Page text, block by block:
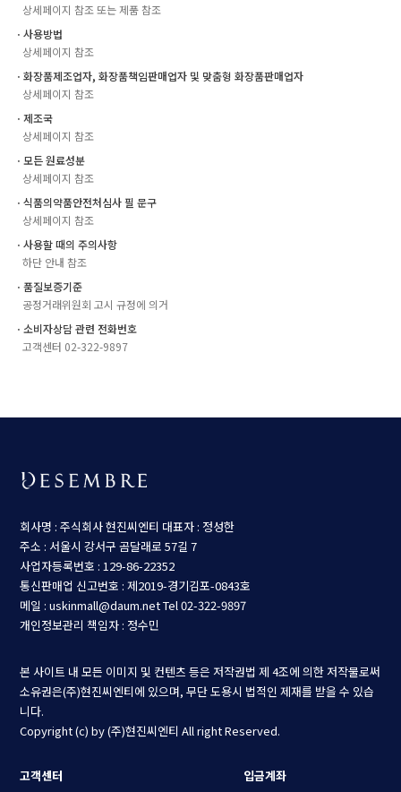
상세페이지 참조 또는 제품 참조
ㆍ사용방법
상세페이지 참조
ㆍ화장품제조업자, 화장품책임판매업자 및 맞춤형 화장품판매업자
상세페이지 참조
ㆍ제조국
상세페이지 참조
ㆍ모든 원료성분
상세페이지 참조
ㆍ식품의약품안전처심사 필 문구
상세페이지 참조
ㆍ사용할 때의 주의사항
하단 안내 참조
ㆍ품질보증기준
공정거래위원회 고시 규정에 의거
ㆍ소비자상담 관련 전화번호
고객센터 02-322-9897
회사명 : 주식회사 현진씨엔티 대표자 : 정성한
주소 : 서울시 강서구 곰달래로 57길 7
사업자등록번호 : 129-86-22352
통신판매업 신고번호 : 제2019-경기김포-0843호
메일 : uskinmall@daum.netTel 02-322-9897
개인정보관리 책임자 : 정수민
본 사이트 내 모든 이미지 및 컨텐츠 등은 저작권법 제 4조에 의한 저작물로써
소유권은(주)현진씨엔티에 있으며, 무단 도용시 법적인 제재를 받을 수 있습
니다.
Copyright (c) by (주)현진씨엔티 All right Reserved.
고객센터 입금계좌